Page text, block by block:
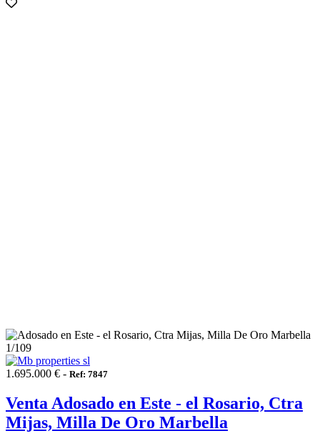
1/109
1.695.000 € - Ref: 7847
Venta Adosado en Este - el Rosario, Ctra
Mijas, Milla De Oro Marbella